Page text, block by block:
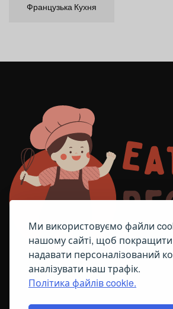
Ми використовуємо файли
нашому сайті, щоб покращити
надавати персоналізований
аналізувати наш трафік.
Політика файлів cookie.
Французька Кухня